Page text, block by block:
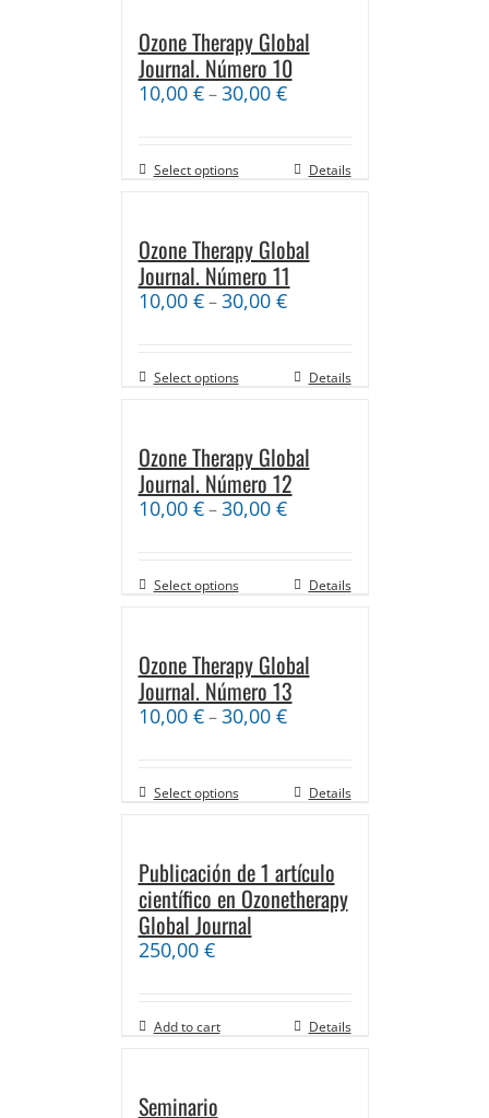
Ozone Therapy Global
Journal. Número 10
10,00 €–30,00 €
Select options Details
Ozone Therapy Global
Journal. Número 11
10,00 €–30,00 €
Select options Details
Ozone Therapy Global
Journal. Número 12
10,00 €–30,00 €
Select options Details
Ozone Therapy Global
Journal. Número 13
10,00 €–30,00 €
Select options Details
Publicación de 1 artículo
científico en Ozonetherapy
Global Journal
250,00 €
Add to cart Details
Seminario